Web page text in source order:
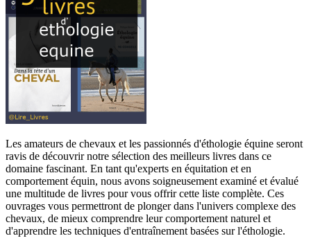
Les amateurs de chevaux et les passionnés d'éthologie équine seront
ravis de découvrir notre sélection des meilleurs livres dans ce
domaine fascinant. En tant qu'experts en équitation et en
comportement équin, nous avons soigneusement examiné et évalué
une multitude de livres pour vous offrir cette liste complète. Ces
ouvrages vous permettront de plonger dans l'univers complexe des
chevaux, de mieux comprendre leur comportement naturel et
d'apprendre les techniques d'entraînement basées sur l'éthologie.